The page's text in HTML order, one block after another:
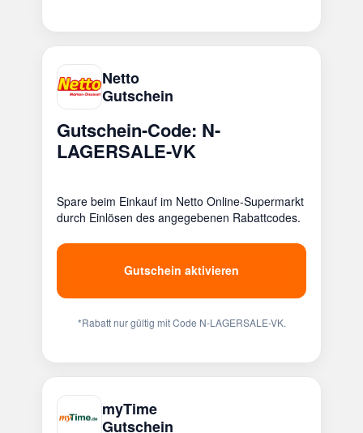
Netto
Gutschein
Gutschein-Code: N-
LAGERSALE-VK
Spare beim Einkauf im Netto Online-Supermarkt
durch Einlösen des angegebenen Rabattcodes.
Gutschein aktivieren
*Rabatt nur gültig mit Code N-LAGERSALE-VK.
myTime
Gutschein